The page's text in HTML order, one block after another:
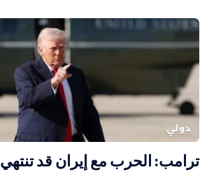
دولي
ترامب: الحرب مع إيران قد تنتهي